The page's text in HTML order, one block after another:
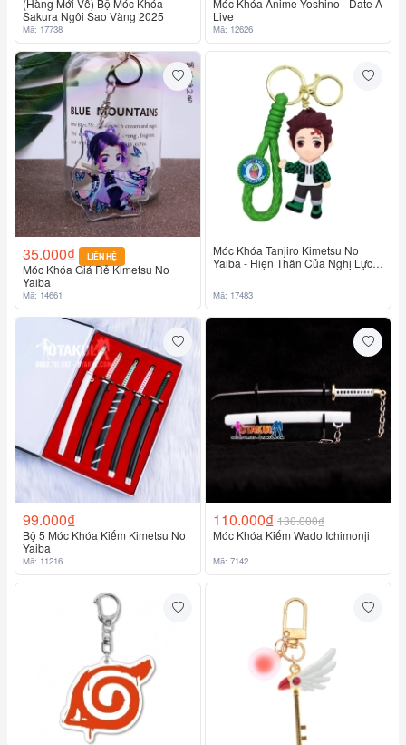
Sakura Ngôi Sao Vàng 2025
Mã: 17738
Live
Mã: 12626
35.000₫ LIÊN HỆ
Móc Khóa Giá Rẻ Kimetsu No
Yaiba
Mã: 14661
Móc Khóa Tanjiro Kimetsu No
Yaiba - Hiện Thân Của Nghị Lực
Mã: 17483
99.000₫
Bộ 5 Móc Khóa Kiếm Kimetsu No
Yaiba
Mã: 11216
110.000₫ 130.000₫
Móc Khóa Kiếm Wado Ichimonji
Mã: 7142